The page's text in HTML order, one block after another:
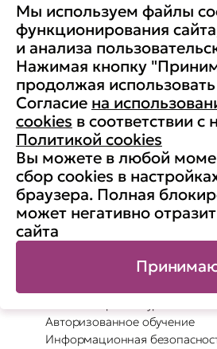
Проставляя галочку, я подтверждаю, что
обработки персональных данныхи даю
информационно-рекламных писем в
+7 (495) 988 777 4
edu@itsecurity.ru
127018, Москва,
Авторизованное обучение
Информационная
Мы используем файлы
функционирования
и анализа
Нажимая кнопку
продолжая
Согласие на
cookies в соответствии с
Политикой cookies
Вы можете в любой
сбор cookies в
браузера. Полная
может негативно
сайта